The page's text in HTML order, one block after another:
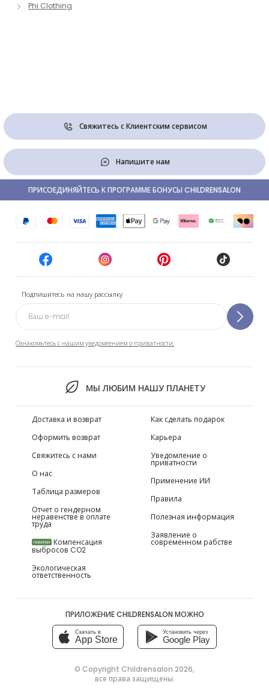
Phi Clothing
Свяжитесь с Клиентским сервисом
Напишите нам
Подпишитесь на нашу рассылку
Ознакомьтесь с нашим уведомлением о приватности.
МЫ ЛЮБИМ НАШУ ПЛАНЕТУ
ПРИСОЕДИНЯЙТЕСЬ К ПРОГРАММЕ БОНУСЫ CHILDRENSALON
Доставка и возврат
Оформить возврат
Свяжитесь с нами
О нас
Таблица размеров
Отчет о гендерном
неравенстве в оплате
труда
НОВИНКИ Компенсация
выбросов CO2
Экологическая
ответственность
Как сделать подарок
Карьера
Уведомление о
приватности
Применение ИИ
Правила
Полезная информация
Заявление о
современном рабстве
ПРИЛОЖЕНИЕ CHILDRENSALON МОЖНО
Скачать в
App Store
Установить через
Google Play
© Copyright Childrensalon 2026,
все права защищены.